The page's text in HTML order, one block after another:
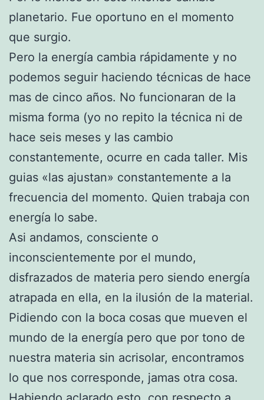
planetario. Fue oportuno en el momento
que surgio.
Pero la energía cambia rápidamente y no
podemos seguir haciendo técnicas de hace
mas de cinco años. No funcionaran de la
misma forma (yo no repito la técnica ni de
hace seis meses y las cambio
constantemente, ocurre en cada taller. Mis
guias «las ajustan» constantemente a la
frecuencia del momento. Quien trabaja con
energía lo sabe.
Asi andamos, consciente o
inconscientemente por el mundo,
disfrazados de materia pero siendo energía
atrapada en ella, en la ilusión de la material.
Pidiendo con la boca cosas que mueven el
mundo de la energía pero que por tono de
nuestra materia sin acrisolar, encontramos
lo que nos corresponde, jamas otra cosa.